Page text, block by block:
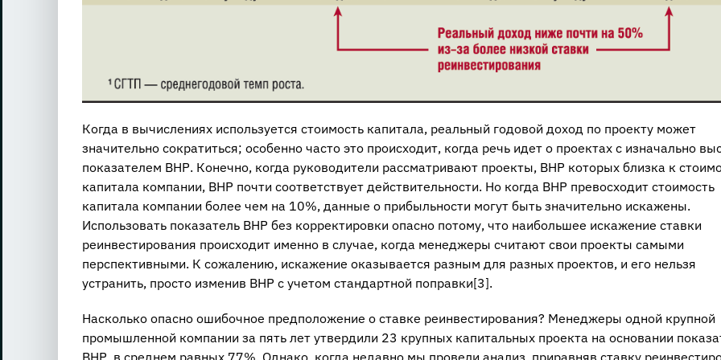
Когда в вычислениях используется стоимость капитала, реальный годовой доход по проекту может
значительно сократиться; особенно часто это происходит, когда речь идет о проектах с изначально
показателем ВНР. Конечно, когда руководители рассматривают проекты, ВНР которых близка к
капитала компании, ВНР почти соответствует действительности. Но когда ВНР превосходит стоимость
капитала компании более чем на 10%, данные о прибыльности могут быть значительно искажены.
Использовать показатель ВНР без корректировки опасно потому, что наибольшее искажение ставки
реинвестирования происходит именно в случае, когда менеджеры считают свои проекты самыми
перспективными. К сожалению, искажение оказывается разным для разных проектов, и его нельзя
устранить, просто изменив ВНР с учетом стандартной поправки[3].
Насколько опасно ошибочное предположение о ставке реинвестирования? Менеджеры одной крупной
промышленной компании за пять лет утвердили 23 крупных капитальных проекта на основании
ВНР, в среднем равных 77%. Однако, когда недавно мы провели анализ, приравняв ставку